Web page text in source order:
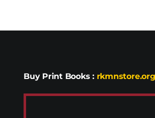
Buy Print Books : rkmnstore.org